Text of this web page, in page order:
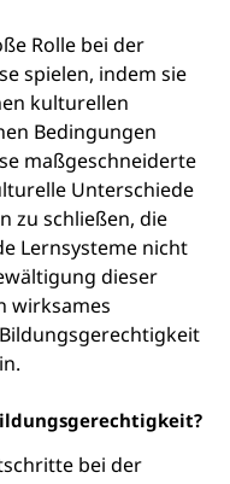
Rolle bei der
spielen, indem sie
kulturellen
Bedingungen
maßgeschneiderte
Unterschiede
zu schließen, die
Lernsysteme nicht
dieser
wirksames
bei der